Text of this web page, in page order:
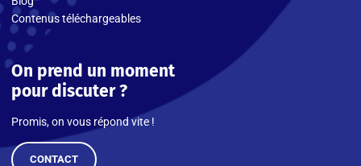
Contenus téléchargeables
On prend un moment
pour discuter ?
Promis, on vous répond vite !
CONTACT